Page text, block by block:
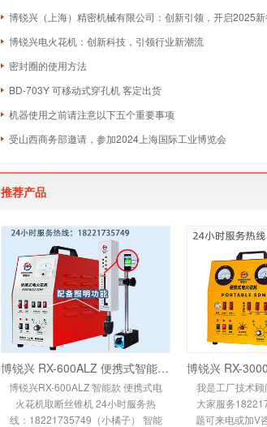
博锐兴（上海）精密机械有限公司：创新引领，开启2025新
博锐兴电火花机：创新科技，引领行业新潮流
密封圈的使用方法
BD-703Y 可移动式穿孔机 客定出货
机器使用之前请注意以下五个重要事项
受山西商务部邀请，参加2024上海国际工业博览会
推荐产品
博锐兴 RX-600ALZ 便携式智能电火花机取断丝锥机 24小时服务热线：1822173574
博锐兴RX-600ALZ 智能款 便携式电
火花机取断丝锥机 24小时服务热
线：18221735749（小橘子） 智能
我是工厂技术
大家服务
题可来电或加V